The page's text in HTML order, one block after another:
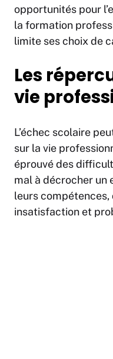
opportunités pour
la formation
limite ses choix de
Les
vie
L’échec scolaire
sur la vie
éprouvé des
mal à décrocher un
leurs compétences,
insatisfaction et